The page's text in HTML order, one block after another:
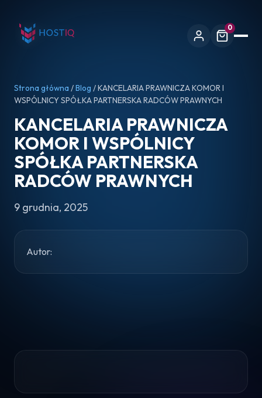
0
Strona główna /Blog / KANCELARIA PRAWNICZA KOMOR I
WSPÓLNICY SPÓŁKA PARTNERSKA RADCÓW PRAWNYCH
KANCELARIA PRAWNICZA
KOMOR I WSPÓLNICY
SPÓŁKA PARTNERSKA
RADCÓW PRAWNYCH
9 grudnia, 2025
Autor: